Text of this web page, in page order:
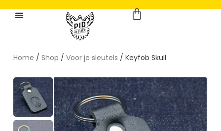
Home / Shop / Voor je sleutels / Keyfob Skull